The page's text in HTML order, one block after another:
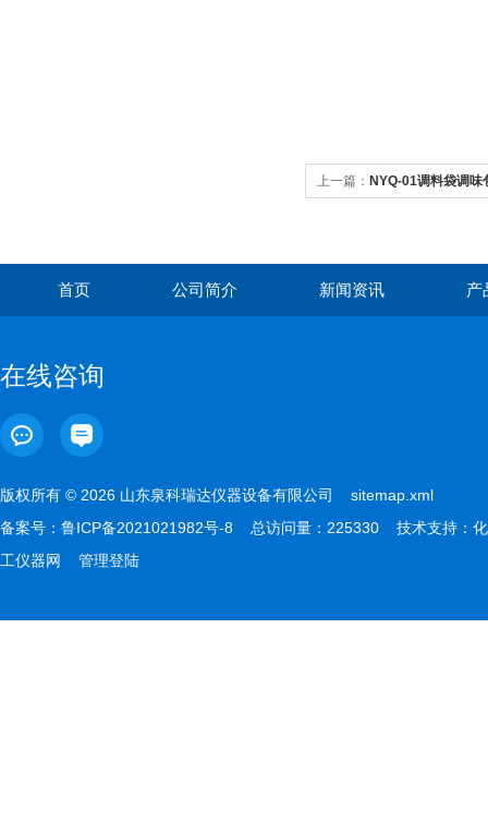
上一篇： NYQ-01调料袋调
首页 公司简介 新闻资讯 产
在线咨询
版权所有 © 2026 山东泉科瑞达仪器设备有限公司 sitemap.xml
备案号： 鲁ICP备2021021982号-8 总访问量：225330 技术支持： 化
工仪器网
管理登陆